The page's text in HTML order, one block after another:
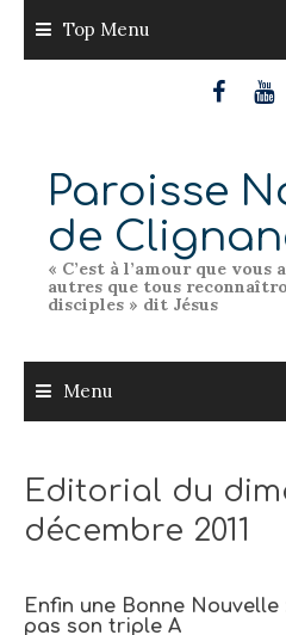
content
Top Menu
Paroisse
de
« C’est à l’amour que vous
autres que tous
disciples » dit Jésus
Menu
Editorial du
décembre 2011
Enfin une Bonne
pas son triple A